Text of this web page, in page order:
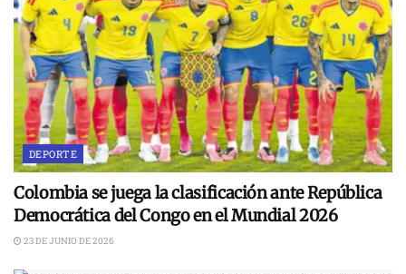
DEPORTE
Colombia se juega la clasificación ante República
Democrática del Congo en el Mundial 2026
23 DE JUNIO DE 2026